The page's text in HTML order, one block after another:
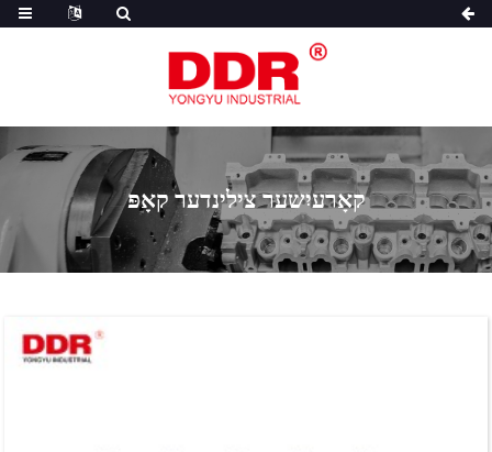
קאָרעיִשער צילינדער קאָפּ